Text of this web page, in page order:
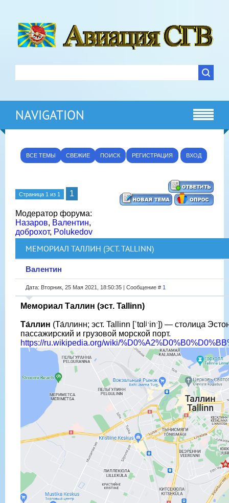
NAVIGATION
ВСЕ ТЕМЫ СВЕЖИЕ ПОИСК РЕГИСТРАЦИЯ ВХОД
Страница 1 из 1 1
Модератор форума:
Назаров, Валентин,
доброхот, Polukedov
МЕМОРИАЛ ТАЛЛИН (ЭСТ. TALLINN)
Валентин
Дата: Вторник, 25 Мая 2021, 18:50:35 | Сообщение # 1
Мемориал Таллин (эст. Tallinn)
Та́ллин (Та́ллинн; эст. Tallinn [ˈtɑlʲˑinˑ]) — столица
пассажирский и грузовой морской порт.
https://ru.wikipedia.org/wiki/